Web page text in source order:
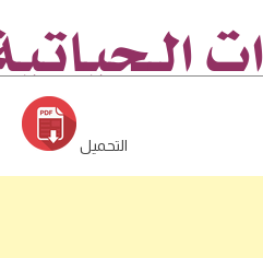
التحميل